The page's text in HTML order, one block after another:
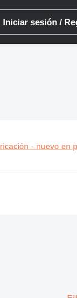
Iniciar sesión /
- nuevo en